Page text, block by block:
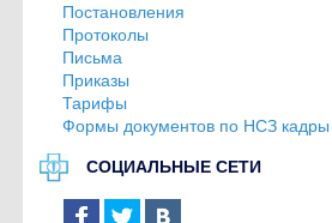
Постановления
Протоколы
Письма
Приказы
Тарифы
Формы документов по НСЗ кадры
СОЦИАЛЬНЫЕ СЕТИ